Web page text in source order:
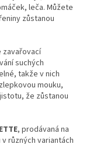
leča. Můžete
zůstanou
zavařovací
suchých
takže v nich
mouku,
že zůstanou
, prodávaná na
různých variantách